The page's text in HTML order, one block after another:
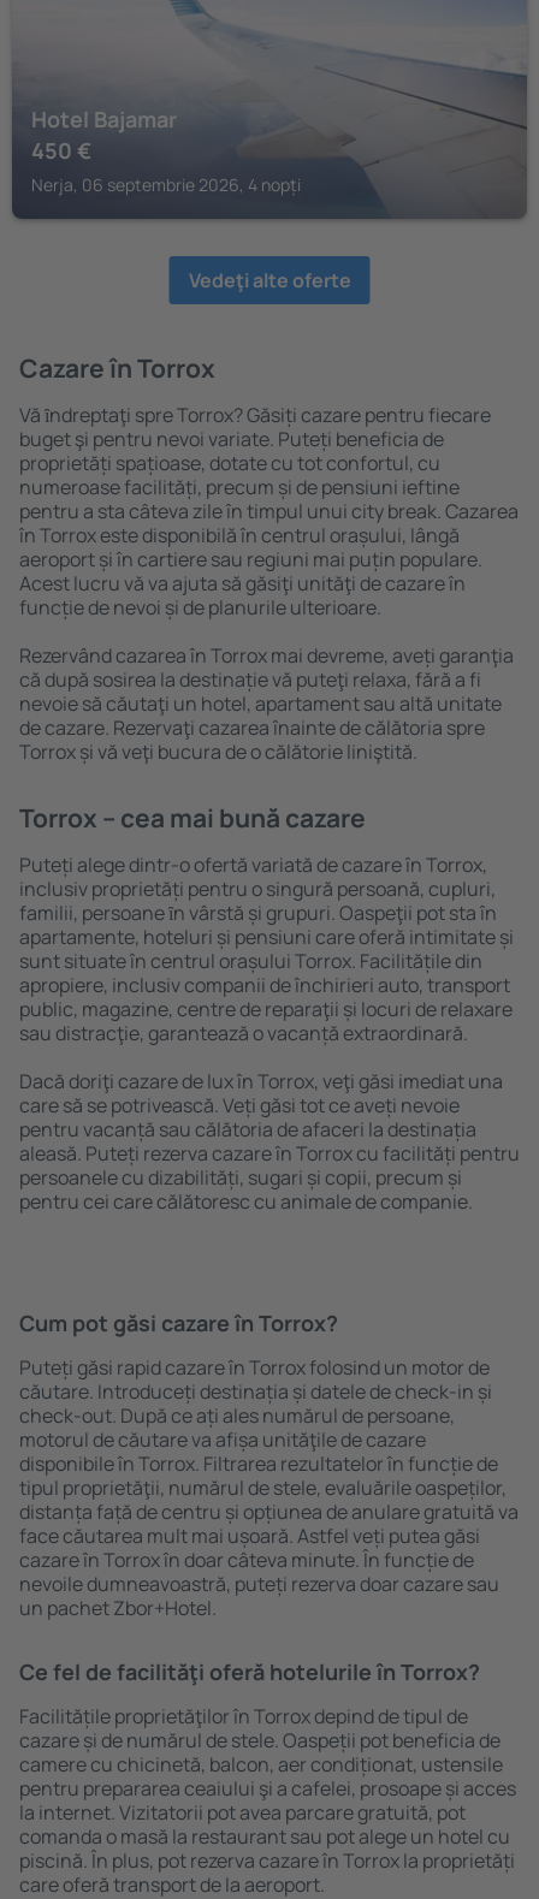
Hotel Bajamar
450 €
Nerja, 06 septembrie 2026, 4 nopți
Vedeţi alte oferte
Cazare în Torrox
Vă ȋndreptaţi spre Torrox? Găsiți cazare pentru fiecare
buget şi pentru nevoi variate. Puteți beneficia de
proprietăți spațioase, dotate cu tot confortul, cu
numeroase facilități, precum și de pensiuni ieftine
pentru a sta câteva zile în timpul unui city break. Cazarea
în Torrox este disponibilă în centrul orașului, lângă
aeroport și în cartiere sau regiuni mai puțin populare.
Acest lucru vă va ajuta să găsiţi unităţi de cazare în
funcție de nevoi și de planurile ulterioare.
Rezervând cazarea în Torrox mai devreme, aveți garanţia
că după sosirea la destinație vă puteţi relaxa, fără a fi
nevoie să căutaţi un hotel, apartament sau altă unitate
de cazare. Rezervaţi cazarea înainte de călătoria spre
Torrox și vă veţi bucura de o călătorie liniştită.
Torrox – cea mai bună cazare
Puteți alege dintr-o ofertă variată de cazare în Torrox,
inclusiv proprietăți pentru o singură persoană, cupluri,
familii, persoane ȋn vârstă și grupuri. Oaspeţii pot sta în
apartamente, hoteluri și pensiuni care oferă intimitate și
sunt situate în centrul orașului Torrox. Facilitățile din
apropiere, inclusiv companii de închirieri auto, transport
public, magazine, centre de reparaţii și locuri de relaxare
sau distracţie, garantează o vacanță extraordinară.
Dacă doriţi cazare de lux în Torrox, veţi găsi imediat una
care să se potrivească. Veți găsi tot ce aveți nevoie
pentru vacanță sau călătoria de afaceri la destinația
aleasă. Puteți rezerva cazare în Torrox cu facilități pentru
persoanele cu dizabilități, sugari și copii, precum și
pentru cei care călătoresc cu animale de companie.
Cum pot găsi cazare în Torrox?
Puteți găsi rapid cazare în Torrox folosind un motor de
căutare. Introduceți destinația și datele de check-in și
check-out. După ce ați ales numărul de persoane,
motorul de căutare va afișa unităţile de cazare
disponibile în Torrox. Filtrarea rezultatelor în funcție de
tipul proprietăţii, numărul de stele, evaluările oaspeților,
distanța față de centru și opțiunea de anulare gratuită va
face căutarea mult mai ușoară. Astfel veți putea găsi
cazare în Torrox în doar câteva minute. În funcție de
nevoile dumneavoastră, puteți rezerva doar cazare sau
un pachet Zbor+Hotel.
Ce fel de facilităţi oferă hotelurile în Torrox?
Facilitățile proprietăţilor în Torrox depind de tipul de
cazare și de numărul de stele. Oaspeții pot beneficia de
camere cu chicinetă, balcon, aer condiționat, ustensile
pentru prepararea ceaiului şi a cafelei, prosoape și acces
la internet. Vizitatorii pot avea parcare gratuită, pot
comanda o masă la restaurant sau pot alege un hotel cu
piscină. În plus, pot rezerva cazare în Torrox la proprietăți
care oferă transport de la aeroport.